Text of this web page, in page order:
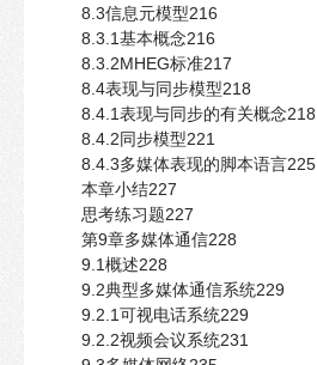
8.3信息元模型216
8.3.1基本概念216
8.3.2MHEG标准217
8.4表现与同步模型218
8.4.1表现与同步的有关概念218
8.4.2同步模型221
8.4.3多媒体表现的脚本语言225
本章小结227
思考练习题227
第9章多媒体通信228
9.1概述228
9.2典型多媒体通信系统229
9.2.1可视电话系统229
9.2.2视频会议系统231